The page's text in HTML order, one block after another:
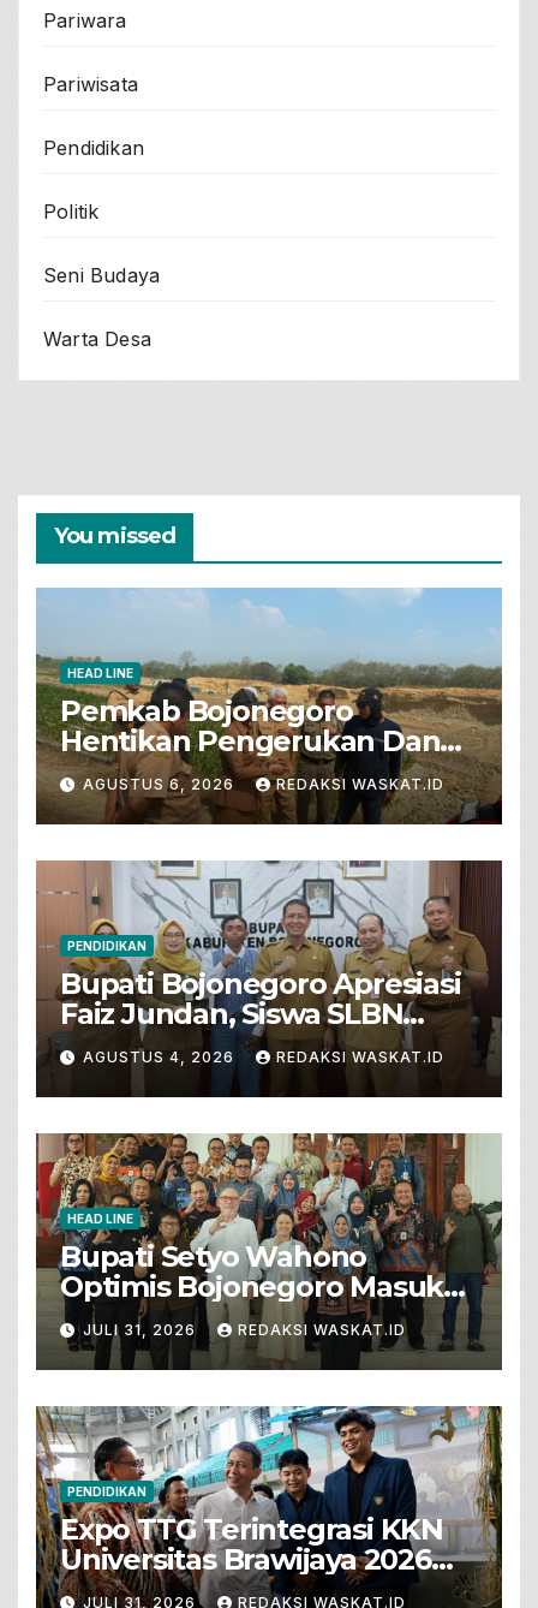
Pariwara
Pariwisata
Pendidikan
Politik
Seni Budaya
Warta Desa
You missed
HEAD LINE
Pemkab Bojonegoro
Hentikan Pengerukan Dan
Penjualan Tanah Dari Lahan
Pertanian
AGUSTUS 6, 2026 REDAKSI WASKAT.ID
PENDIDIKAN
Bupati Bojonegoro Apresiasi
Faiz Jundan, Siswa SLBN
Gunungsari Baureno Masuk
LKS Diksus Tingkat Nasional
AGUSTUS 4, 2026 REDAKSI WASKAT.ID
HEAD LINE
Bupati Setyo Wahono
Optimis Bojonegoro Masuk
Unesco Global Geopark
JULI 31, 2026 REDAKSI WASKAT.ID
PENDIDIKAN
Expo TTG Terintegrasi KKN
Universitas Brawijaya 2026
Hadirkan Inovasi Peternakan
JULI 31, 2026 REDAKSI WASKAT.ID